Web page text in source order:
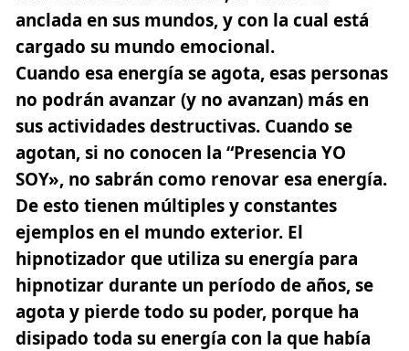
anclada en sus mundos, y con la cual está
cargado su mundo emocional.
Cuando esa energía se agota, esas personas
no podrán avanzar (y no avanzan) más en
sus actividades destructivas. Cuando se
agotan, si no conocen la “Presencia YO
SOY», no sabrán como renovar esa energía.
De esto tienen múltiples y constantes
ejemplos en el mundo exterior. El
hipnotizador que utiliza su energía para
hipnotizar durante un período de años, se
agota y pierde todo su poder, porque ha
disipado toda su energía con la que había